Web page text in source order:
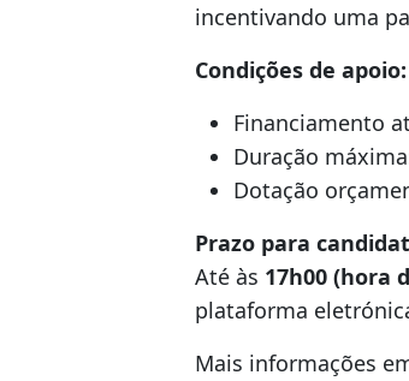
incentivando uma
Condições de apoio:
Financiamento
Duração
Dotação
Prazo para
Até às 17h00 (hora
plataforma
Mais informações